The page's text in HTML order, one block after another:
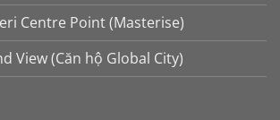
Centre Point (Masterise)
View (Căn hộ Global City)